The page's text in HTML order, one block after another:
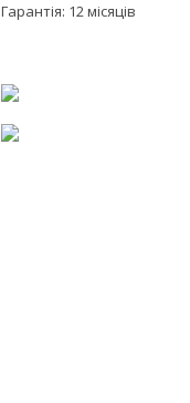
Гарантія: 12 місяців